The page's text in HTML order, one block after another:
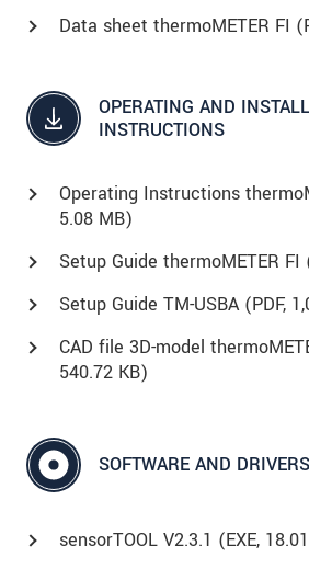
Data sheet thermoMETER FI (
OPERATING AND
INSTRUCTIONS
Operating Instructions
5.08 MB)
Setup Guide thermoMETER FI
Setup Guide TM-USBA (PDF,
CAD file 3D-model
540.72 KB)
SOFTWARE AND DRIVERS
sensorTOOL V2.3.1 (EXE,